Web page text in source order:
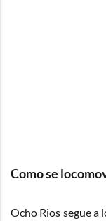
Como se
Ocho Rios segue a